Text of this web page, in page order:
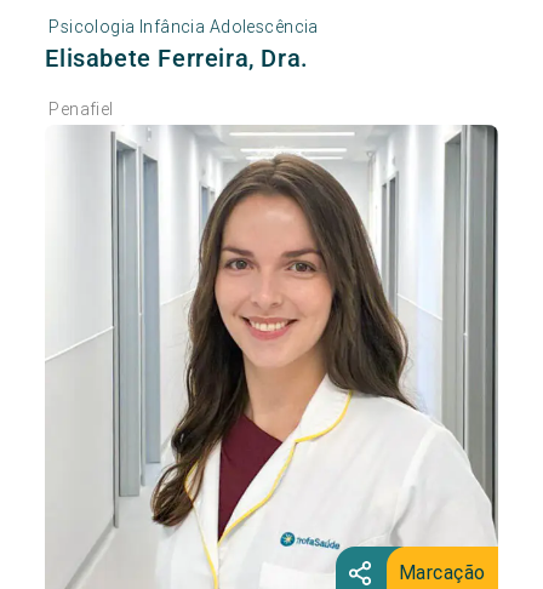
Psicologia Infância Adolescência
Elisabete Ferreira, Dra.
Penafiel
Marcação